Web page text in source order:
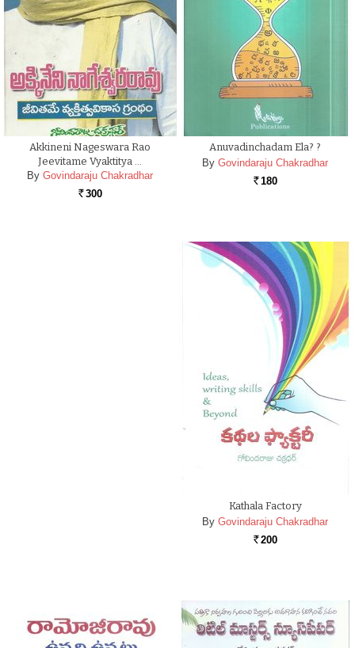
Akkineni Nageswara Rao
Jeevitame Vyaktitya …
By Govindaraju Chakradhar
Rs. 300
Anuvadinchadam Ela? ?
By Govindaraju Chakradhar
Rs. 180
Kathala Factory
By Govindaraju Chakradhar
Rs. 200